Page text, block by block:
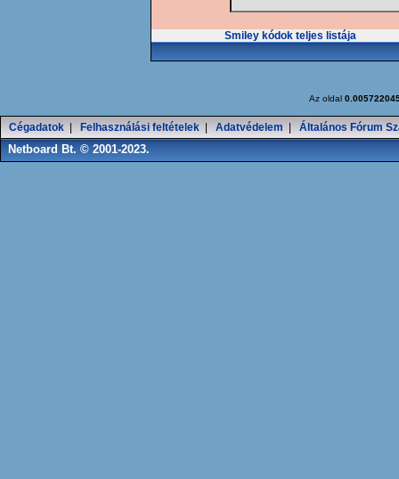
Smiley kódok teljes listája
Az oldal
Cégadatok Felhasználási feltételek Adatvédelem Általános Fórum
Netboard Bt. © 2001-2023.